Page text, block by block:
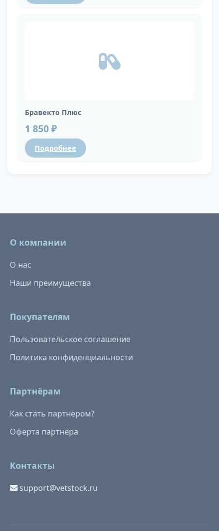
Бравекто Плюс
1 850 ₽
Подробнее
О компании
О нас
Наши преимущества
Покупателям
Пользовательское соглашение
Политика конфиденциальности
Партнёрам
Как стать партнёром?
Оферта партнёра
Контакты
support@vetstock.ru